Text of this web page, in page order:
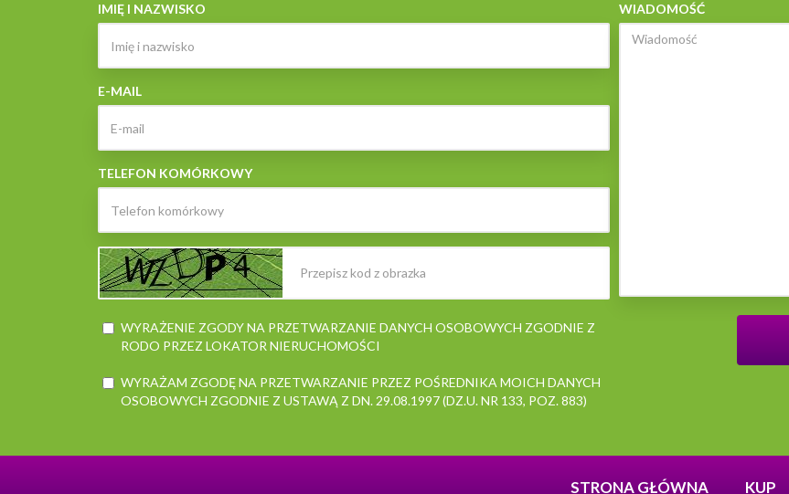
IMIĘ I NAZWISKO
E-MAIL
TELEFON KOMÓRKOWY
WYRAŻENIE ZGODY NA PRZETWARZANIE DANYCH OSOBOWYCH ZGODNIE Z
RODO PRZEZ LOKATOR NIERUCHOMOŚCI
WYRAŻAM ZGODĘ NA PRZETWARZANIE PRZEZ POŚREDNIKA MOICH DANYCH
OSOBOWYCH ZGODNIE Z USTAWĄ Z DN. 29.08.1997 (DZ.U. NR 133, POZ. 883)
WIADOMOŚĆ
STRONA GŁÓWNA KUP